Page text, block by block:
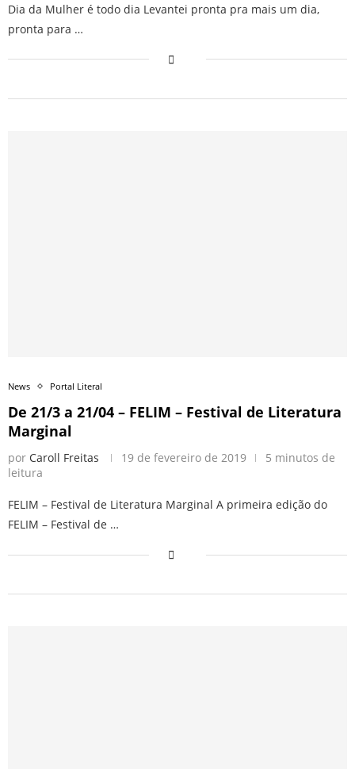
Dia da Mulher é todo dia Levantei pronta pra mais um dia,
pronta para …
News Portal Literal
De 21/3 a 21/04 – FELIM – Festival de Literatura
Marginal
por Caroll Freitas 19 de fevereiro de 2019
5 minutos de
leitura
FELIM – Festival de Literatura Marginal A primeira edição do
FELIM – Festival de …